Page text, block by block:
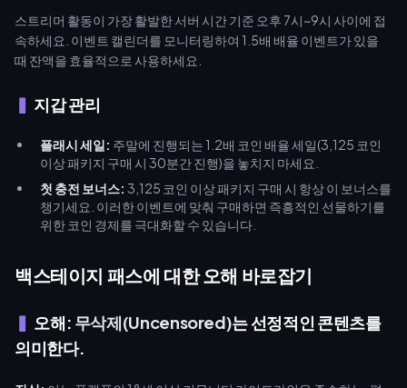
스트리머 활동이 가장 활발한 서버 시간 기준 오후 7시~9시 사이에 접
속하세요. 이벤트 캘린더를 모니터링하여 1.5배 배율 이벤트가 있을
때 잔액을 효율적으로 사용하세요.
지갑 관리
플래시 세일: 주말에 진행되는 1.2배 코인 배율 세일(3,125 코인
이상 패키지 구매 시 30분간 진행)을 놓치지 마세요.
첫 충전 보너스: 3,125 코인 이상 패키지 구매 시 항상 이 보너스를
챙기세요. 이러한 이벤트에 맞춰 구매하면 즉흥적인 선물하기를
위한 코인 경제를 극대화할 수 있습니다.
백스테이지 패스에 대한 오해 바로잡기
오해: 무삭제(Uncensored)는 선정적인 콘텐츠를
의미한다.